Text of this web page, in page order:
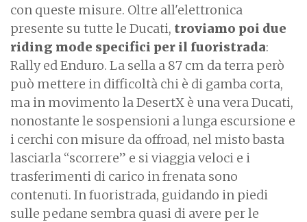
con queste misure. Oltre all'elettronica
presente su tutte le Ducati, troviamo poi due
riding mode specifici per il fuoristrada:
Rally ed Enduro. La sella a 87 cm da terra però
può mettere in difficoltà chi è di gamba corta,
ma in movimento la DesertX è una vera Ducati,
nonostante le sospensioni a lunga escursione e
i cerchi con misure da offroad, nel misto basta
lasciarla “scorrere” e si viaggia veloci e i
trasferimenti di carico in frenata sono
contenuti. In fuoristrada, guidando in piedi
sulle pedane sembra quasi di avere per le